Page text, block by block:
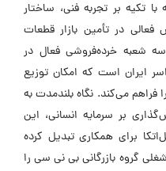
تکیه بر تجربه فنی، ساختار
در تأمین بازار قطعات
شعبه خرده‌فروشی فعال در
ایران است که امکان توزیع
می‌کند. نگاه بلندمدت به
بر سرمایه انسانی، این
برای همکاری تبدیل کرده
گروه بازرگانی بی نی سی را